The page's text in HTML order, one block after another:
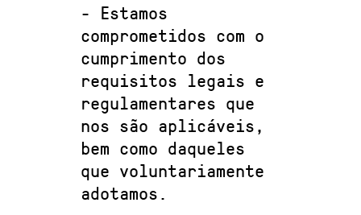
- Estamos
comprometidos com o
cumprimento dos
requisitos legais e
regulamentares que
nos são aplicáveis,
bem como daqueles
que voluntariamente
adotamos.